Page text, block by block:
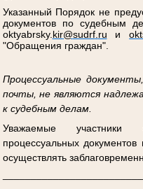
Указанный Порядок не
документов по судебным
oktyabrsky. kir@sudrf. ru и
"Обращения граждан".
Процессуальные
почты, не являются
к судебным делам.
Уважаемые участники
процессуальных
осуществлять